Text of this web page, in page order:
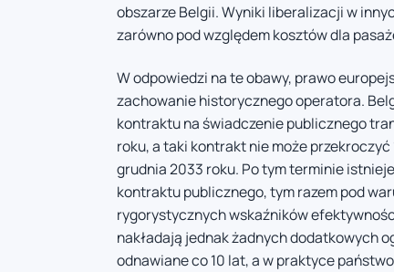
obszarze Belgii. Wyniki liberalizacji w
zarówno pod względem kosztów dla
W odpowiedzi na te obawy, prawo
zachowanie historycznego operatora.
kontraktu na świadczenie publicznego
roku, a taki kontrakt nie może
grudnia 2033 roku. Po tym terminie
kontraktu publicznego, tym razem pod
rygorystycznych wskaźników
nakładają jednak żadnych dodatkowych
odnawiane co 10 lat, a w praktyce